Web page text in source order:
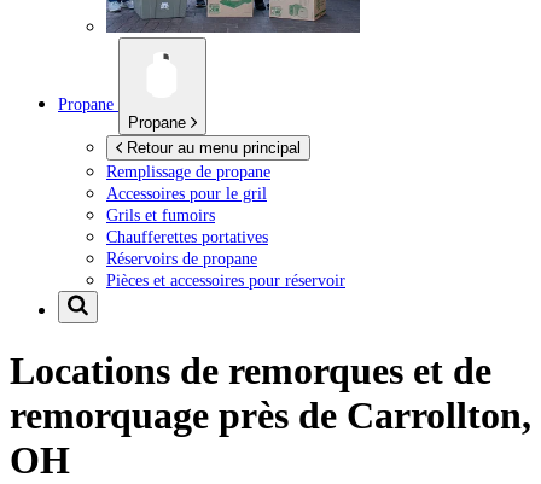
Propane
Propane
Retour au menu principal
Remplissage de propane
Accessoires pour le gril
Grils et fumoirs
Chaufferettes portatives
Réservoirs de propane
Pièces et accessoires pour réservoir
Locations de remorques et de
remorquage près de Carrollton,
OH